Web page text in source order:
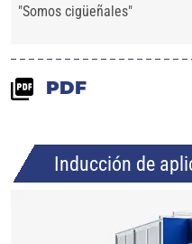
"Somos cigüeñales"
PDF
Inducción de